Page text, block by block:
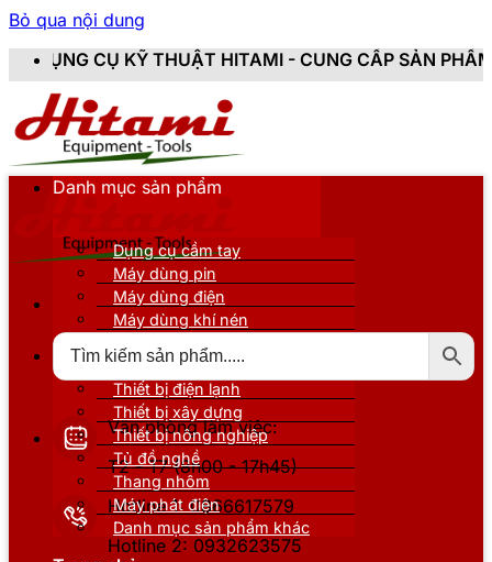
Bỏ qua nội dung
HITAMI - CUNG CẤP SẢN PHẨM CHÍNH HÃNG,
Văn phòng làm việc:
T2 - T7 (8h00 - 17h45)
Hotline 1: 0866617579
Hotline 2: 0932623575
Danh mục sản phẩm
Dụng cụ cầm tay
Máy dùng pin
Máy dùng điện
Máy dùng khí nén
Thiết bị nâng đỡ
Thiết bị điện lạnh
Thiết bị xây dựng
Thiết bị nông nghiệp
Tủ đồ nghề
Thang nhôm
Máy phát điện
Danh mục sản phẩm khác